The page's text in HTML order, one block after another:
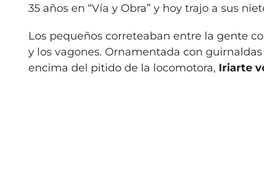
35 años en “Vía y Obra” y hoy trajo a sus
Los pequeños correteaban entre la gente
y los vagones. Ornamentada con
encima del pitido de la locomotora, Iriarte